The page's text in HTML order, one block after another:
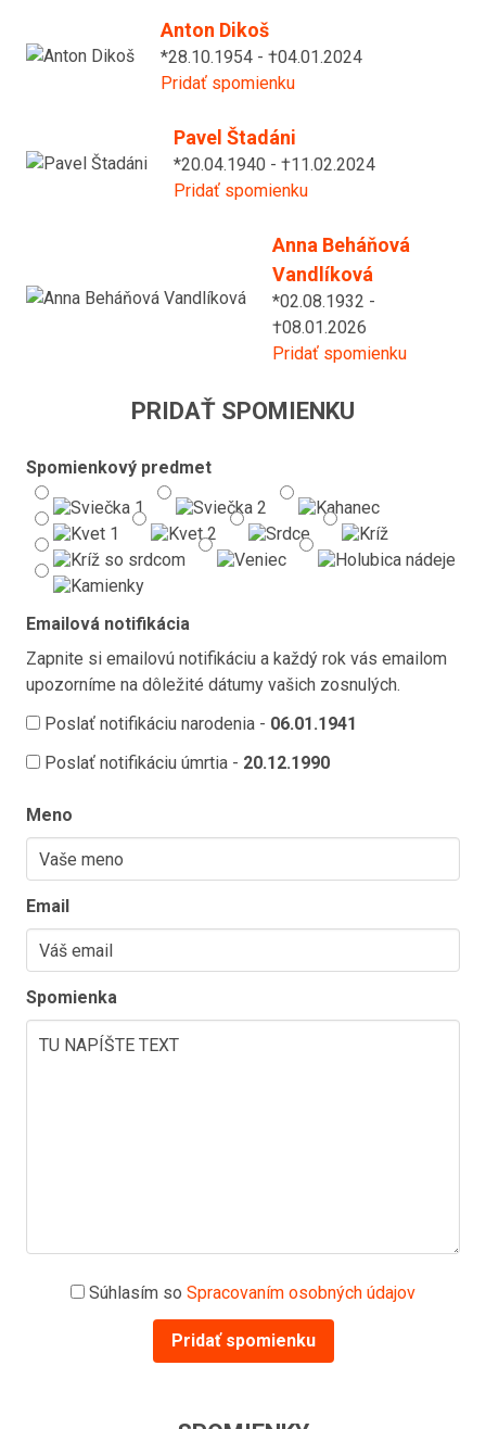
Anton Dikoš
*28.10.1954 - †04.01.2024
Pridať spomienku
Pavel Štadáni
*20.04.1940 - †11.02.2024
Pridať spomienku
Anna Beháňová
Vandlíková
*02.08.1932 -
†08.01.2026
Pridať spomienku
PRIDAŤ SPOMIENKU
Spomienkový predmet
Emailová notifikácia
Zapnite si emailovú notifikáciu a každý rok vás emailom
upozorníme na dôležité dátumy vašich zosnulých.
Poslať notifikáciu narodenia - 06.01.1941
Poslať notifikáciu úmrtia - 20.12.1990
Meno
Email
Spomienka
Súhlasím so Spracovaním osobných údajov
Pridať spomienku